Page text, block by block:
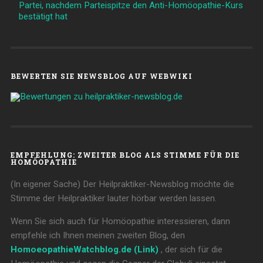
Partei, nachdem Parteispitze den Anti-Homöopathie-Kurs
bestätigt hat
BEWERTEN SIE NEWSBLOG AUF WEBWIKI
EMPFEHLUNG: ZWEITER BLOG ALS STIMME FÜR DIE
HOMÖOPATHIE
(In eigener Sache) Der Heilpraktiker-Newsblog möchte die
Stimme der Heilpraktiker lauter hörbar werden lassen.
Wenn Sie sich auch für Homöopathie interessieren, dann
empfehle ich Ihnen meinen zweiten Blog, den
HomoeopathieWatchblog.de (Link) , der sich für die